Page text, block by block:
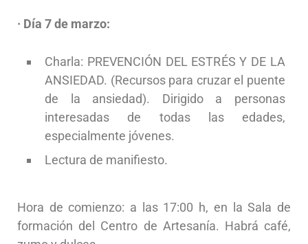
· Día 7 de marzo:
Charla: PREVENCIÓN DEL ESTRÉS Y DE LA
ANSIEDAD. (Recursos para cruzar el puente
de la ansiedad). Dirigido a personas
interesadas de todas las edades,
especialmente jóvenes.
Lectura de manifiesto.
Hora de comienzo: a las 17:00 h, en la Sala de
formación del Centro de Artesanía. Habrá café,